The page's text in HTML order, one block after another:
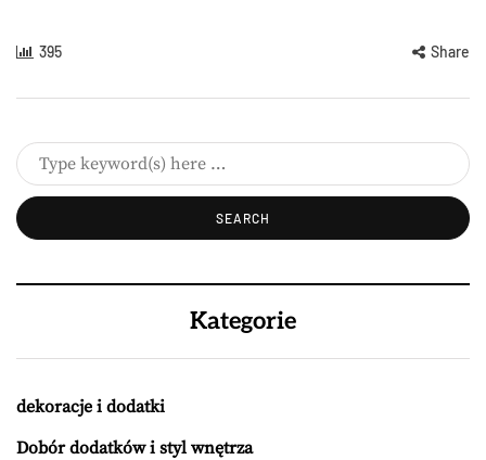
395 Share
Kategorie
dekoracje i dodatki
Dobór dodatków i styl wnętrza